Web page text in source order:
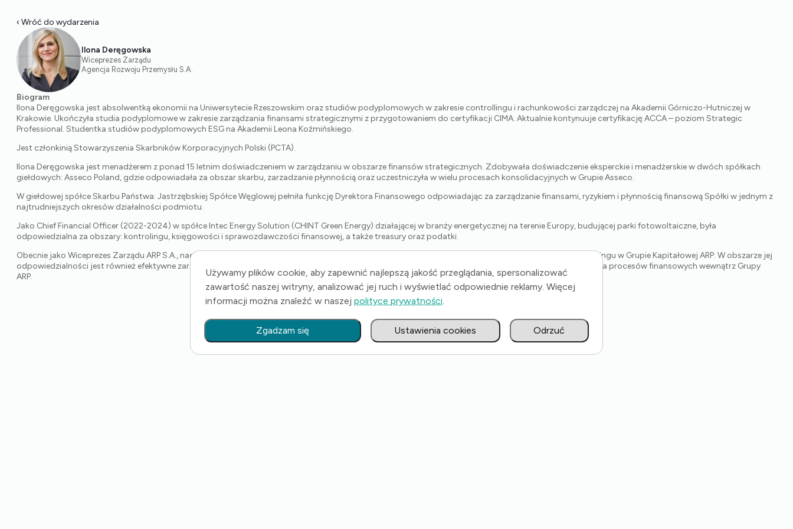
‹ Wróć do wydarzenia
Ilona Deręgowska
Wiceprezes Zarządu
Agencja Rozwoju Przemysłu S.A.
Biogram
Ilona Deręgowska jest absolwentką ekonomii na Uniwersytecie Rzeszowskim oraz studiów podyplomowych w zakresie controllingu i rachunkowości zarządczej na Akademii Górniczo-Hutniczej w
Krakowie. Ukończyła studia podyplomowe w zakresie zarządzania finansami strategicznymi z przygotowaniem do certyfikacji CIMA. Aktualnie kontynuuje certyfikację ACCA – poziom Strategic
Professional. Studentka studiów podyplomowych ESG na Akademii Leona Koźmińskiego.
Jest członkinią Stowarzyszenia Skarbników Korporacyjnych Polski (PCTA).
Ilona Deręgowska jest menadżerem z ponad 15 letnim doświadczeniem w zarządzaniu w obszarze finansów strategicznych. Zdobywała doświadczenie eksperckie i menadżerskie w dwóch spółkach
giełdowych: Asseco Poland, gdzie odpowiadała za obszar skarbu, zarzadzanie płynnością oraz uczestniczyła w wielu procesach konsolidacyjnych w Grupie Asseco.
W giełdowej spółce Skarbu Państwa: Jastrzębskiej Spółce Węglowej pełniła funkcję Dyrektora Finansowego odpowiadając za zarządzanie finansami, ryzykiem i płynnością finansową Spółki w jednym z
najtrudniejszych okresów działalności podmiotu.
Jako Chief Financial Officer (2022-2024) w spółce Intec Energy Solution (CHINT Green Energy) działającej w branży energetycznej na terenie Europy, budującej parki fotowoltaiczne, była
odpowiedzialna za obszary: kontrolingu, księgowości i sprawozdawczości finansowej, a także treasury oraz podatki.
Obecnie jako Wiceprezes Zarządu ARP S.A., nadzoruje obszar finansów spółki, skupiając się na wsparciu rozwoju księgowości, sprawozdawczości, kontrolingu w Grupie Kapitałowej ARP. W obszarze jej
odpowiedzialności jest również efektywne zarządzanie kapitałem oraz ryzkiem finansowym, pozyskanie finansowania, a także optymalizacja i transformacja procesów finansowych wewnątrz Grupy
ARP.
Używamy plików cookie, aby zapewnić najlepszą jakość przeglądania, spersonalizować
zawartość naszej witryny, analizować jej ruch i wyświetlać odpowiednie reklamy. Więcej
informacji można znaleźć w naszej polityce prywatności
Zgadzam się Ustawienia cookies Odrzuć